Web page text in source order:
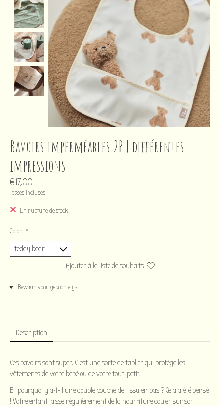
Bavoirs imperméables 2P | différentes
impressions
€17,00
Taxes incluses
En rupture de stock
Color: *
Ajouter à la liste de souhaits
♥ Bewaar voor geboortelijst
Description
Ces bavoirs sont super. C'est une sorte de tablier qui protège les
vêtements de votre bébé ou de votre tout-petit.
Et pourquoi y a-t-il une double couche de tissu en bas ? Cela a été pensé
! Votre enfant laisse régulièrement de la nourriture couler sur son